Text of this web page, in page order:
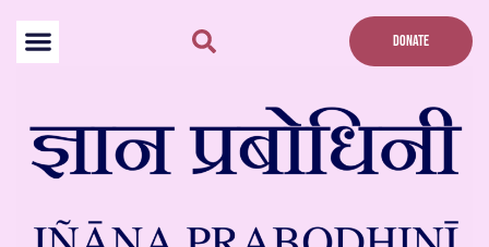
content
DONATE